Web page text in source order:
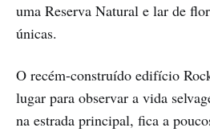
uma Reserva Natural e lar de
únicas.
O recém-construído edifício
lugar para observar a vida
na estrada principal, fica a